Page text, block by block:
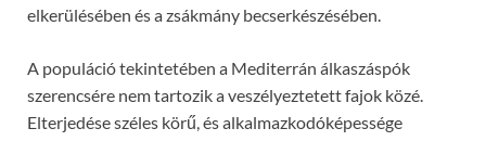
elkerülésében és a zsákmány becserkészésében.
A populáció tekintetében a Mediterrán álkaszáspók
szerencsére nem tartozik a veszélyeztetett fajok közé.
Elterjedése széles körű, és alkalmazkodóképessége